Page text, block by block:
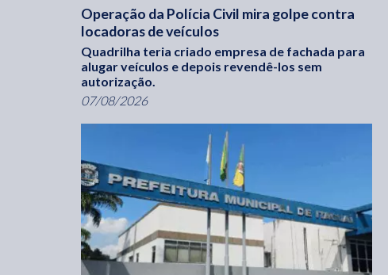
Operação da Polícia Civil mira golpe contra
locadoras de veículos
Quadrilha teria criado empresa de fachada para
alugar veículos e depois revendê-los sem
autorização.
07/08/2026